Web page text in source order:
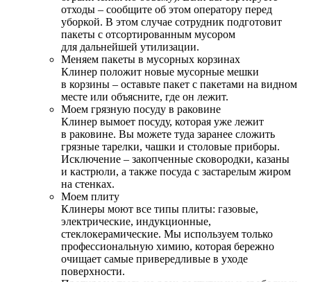
отходы – сообщите об этом оператору перед
уборкой. В этом случае сотрудник подготовит
пакеты с отсортированным мусором
для дальнейшей утилизации.
Меняем пакеты в мусорных корзинах
Клинер положит новые мусорные мешки
в корзины – оставьте пакет с пакетами на видном
месте или объясните, где он лежит.
Моем грязную посуду в раковине
Клинер вымоет посуду, которая уже лежит
в раковине. Вы можете туда заранее сложить
грязные тарелки, чашки и столовые приборы.
Исключение – закопченные сковородки, казаны
и кастрюли, а также посуда с застарелым жиром
на стенках.
Моем плиту
Клинеры моют все типы плиты: газовые,
электрические, индукционные,
стеклокерамические. Мы используем только
профессиональную химию, которая бережно
очищает самые привередливые в уходе
поверхности.